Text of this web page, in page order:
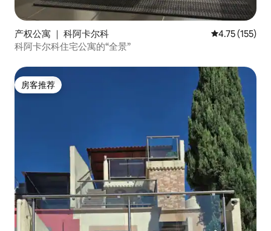
产权公寓 ｜ 科阿卡尔科 平均评分 4.75
4.75 (155)
科阿卡尔科住宅公寓的“全景”
房客推荐
房客推荐